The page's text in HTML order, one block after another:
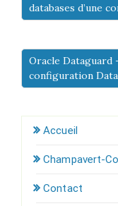
databases d’une
Oracle Dataguard
configuration
Accueil
Champavert-
Contact